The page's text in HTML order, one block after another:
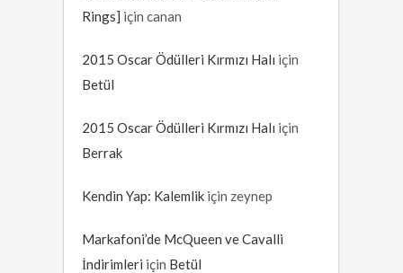
Rings] içincanan
2015 Oscar Ödülleri Kırmızı Halı için
Betül
2015 Oscar Ödülleri Kırmızı Halı için
Berrak
Kendin Yap: Kalemlik için zeynep
Markafoni’de McQueen ve Cavalli
İndirimleri için Betül